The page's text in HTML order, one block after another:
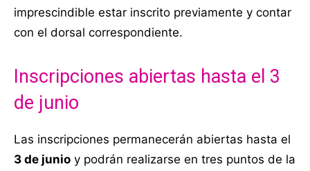
imprescindible estar inscrito previamente y contar
con el dorsal correspondiente.
Inscripciones abiertas hasta el 3
de junio
Las inscripciones permanecerán abiertas hasta el
3 de junio y podrán realizarse en tres puntos de la